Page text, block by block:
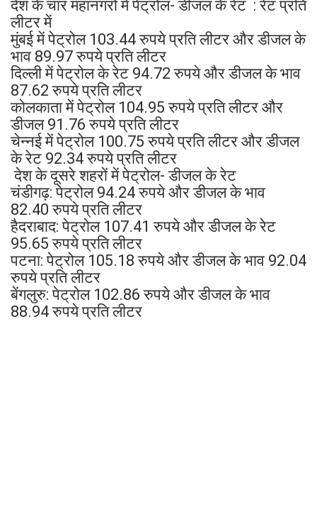
देश के चार महानगरों में पेट्रोल- डीजल के रेट : रेट प्रति
लीटर में
मुंबई में पेट्रोल 103.44 रुपये प्रति लीटर और डीजल के
भाव 89.97 रुपये प्रति लीटर
दिल्ली में पेट्रोल के रेट 94.72 रुपये और डीजल के भाव
87.62 रुपये प्रति लीटर
कोलकाता में पेट्रोल 104.95 रुपये प्रति लीटर और
डीजल 91.76 रुपये प्रति लीटर
चेन्नई में पेट्रोल 100.75 रुपये प्रति लीटर और डीजल
के रेट 92.34 रुपये प्रति लीटर
देश के दूसरे शहरों में पेट्रोल- डीजल के रेट
चंडीगढ़: पेट्रोल 94.24 रुपये और डीजल के भाव
82.40 रुपये प्रति लीटर
हैदराबाद: पेट्रोल 107.41 रुपये और डीजल के रेट
95.65 रुपये प्रति लीटर
पटना: पेट्रोल 105.18 रुपये और डीजल के भाव 92.04
रुपये प्रति लीटर
बेंगलुरु: पेट्रोल 102.86 रुपये और डीजल के भाव
88.94 रुपये प्रति लीटर